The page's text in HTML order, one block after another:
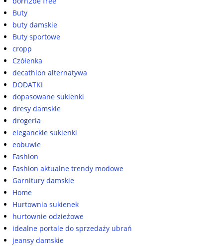
Buty
buty damskie
Buty sportowe
cropp
Czółenka
decathlon alternatywa
DODATKI
dopasowane sukienki
dresy damskie
drogeria
eleganckie sukienki
eobuwie
Fashion
Fashion aktualne trendy modowe
Garnitury damskie
Home
Hurtownia sukienek
hurtownie odzieżowe
idealne portale do sprzedaży ubrań
jeansy damskie